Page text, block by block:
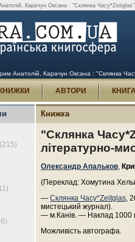
Карачун Оксана : "Склянка
Анатолій, Карачун Оксана : "Склянка
КНИЖКИ АВТОРИ
(215)
Книжка
"Склянка
літературно-
Олександр Апальков,
(Переклад: Хомутина
— Склянка Часу*Zeitglas,
мистецький журнал).
— м.Канів. — Наклад 1000
Можливість автографа.